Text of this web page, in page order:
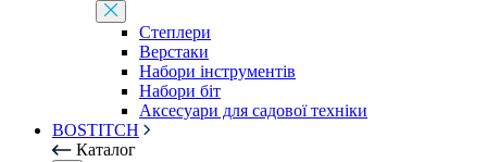
Степлери
Верстаки
Набори інструментів
Набори біт
Аксесуари для садової техніки
BOSTITCH
Каталог